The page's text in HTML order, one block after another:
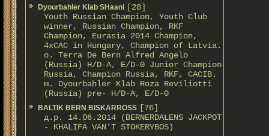
Dyourbahler Klab SHaani [28]
Youth Russian Champion, Youth Club
winner, Russian Champion, RKF
Champion, Eurasia 2014 Champion,
4xCAC in Hungary, Champion of Latvia.
о. Terra De Bern Alfred Angelo
(Russia) H/D-A, E/D-0 Junior Champion
Russia, Champion Russia, RKF, CACIB.
м. Dyourbahler Klab Roza Reviliotti
(Russia) pre- H/D-A, E/D-0
BALTIK BERN BISKARROSS [76]
д.р. 14.06.2014 (BERNERDALENS JACKPOT
- KHALIFA VAN'T STOKERYBOS)